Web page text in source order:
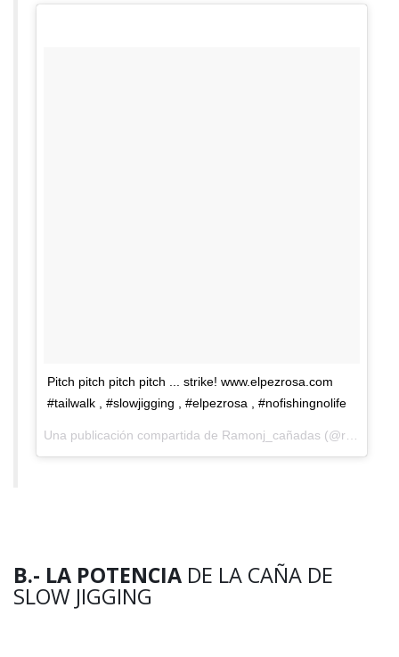
Pitch pitch pitch pitch ... strike! www.elpezrosa.com
#tailwalk , #slowjigging , #elpezrosa , #nofishingnolife
Una publicación compartida de Ramonj_cañadas (@ramonj_canadas) el
B.- LA POTENCIA DE LA CAÑA DE
SLOW JIGGING